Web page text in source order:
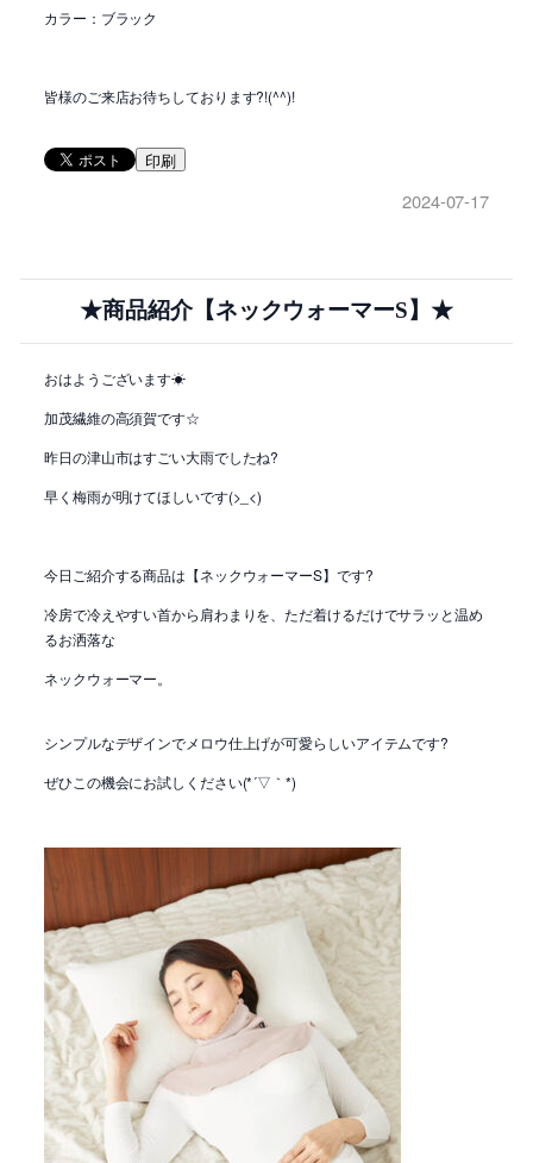
カラー：ブラック
皆様のご来店お待ちしております?!(^^)!
印刷
2024-07-17
★商品紹介【ネックウォーマーS】★
おはようございます☀
加茂繊維の高須賀です☆
昨日の津山市はすごい大雨でしたね?
早く梅雨が明けてほしいです(>_<)
今日ご紹介する商品は【ネックウォーマーS】です?
冷房で冷えやすい首から肩わまりを、ただ着けるだけでサラッと温め
るお洒落な
ネックウォーマー。
シンプルなデザインでメロウ仕上げが可愛らしいアイテムです?
ぜひこの機会にお試しください(*´▽｀*)